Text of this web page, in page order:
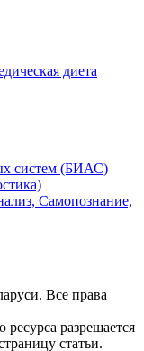
диета
систем (БИАС)
Самопознание,
Все права
разрешается
статьи.